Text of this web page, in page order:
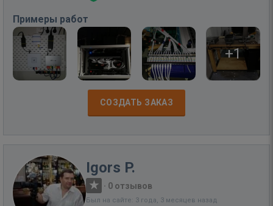
Примеры работ
+1
СОЗДАТЬ ЗАКАЗ
Igors P.
· 0 отзывов
Был на сайте: 3 года, 3 месяцев назад